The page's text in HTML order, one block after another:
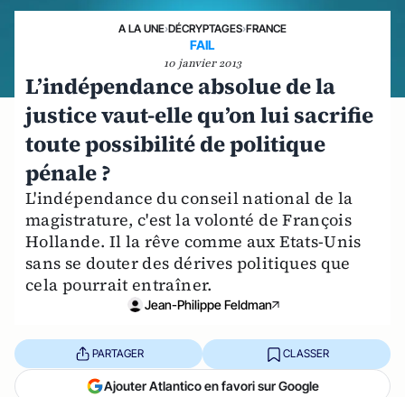
A LA UNE›DÉCRYPTAGES›FRANCE
FAIL
10 janvier 2013
L’indépendance absolue de la
justice vaut-elle qu’on lui sacrifie
toute possibilité de politique
pénale ?
L'indépendance du conseil national de la
magistrature, c'est la volonté de François
Hollande. Il la rêve comme aux Etats-Unis
sans se douter des dérives politiques que
cela pourrait entraîner.
Jean-Philippe Feldman
PARTAGER CLASSER
Ajouter Atlantico en favori sur Google